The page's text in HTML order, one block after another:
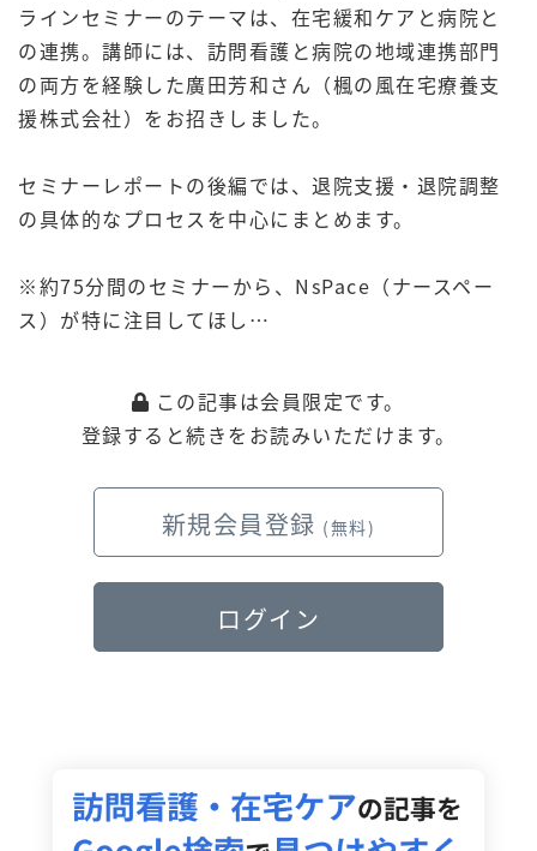
ラインセミナーのテーマは、在宅緩和ケアと病院と
の連携。講師には、訪問看護と病院の地域連携部門
の両方を経験した廣田芳和さん（楓の風在宅療養支
援株式会社）をお招きしました。
セミナーレポートの後編では、退院支援・退院調整
の具体的なプロセスを中心にまとめます。
※約75分間のセミナーから、NsPace（ナースペー
ス）が特に注目してほし…
この記事は会員限定です。
登録すると続きをお読みいただけます。
新規会員登録 (無料)
ログイン